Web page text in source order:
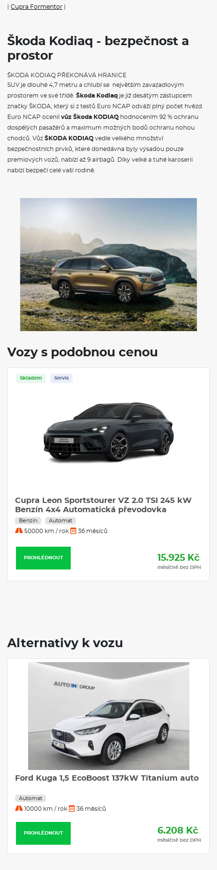
Tříbodové bezpečnostní pásy vzadu
12V zásuvka vzadu a v zavazadlovém prostoru
Hlídání mrtvého úhlu (Side Assist)
Front Assist - s upozorněním a zabrzděním při hrozící kolizi s
Světelný a dešťový senzor
Světla pro denní svícení s funkcí Coming Home a Leaving
Home
Signalizace nezapnutého bezpečnostního pásu
Systém Start/Stop
Zpracování série
Dva klíče dálkového centrálního zamykání
POJIŠTĚNÍ
4697 mm
1882 mm
Výška
1676 mm
Rozvor
2791 mm
Světlá výška
194 mm
Objem zavaz. prostoru720/2065 l
Počet míst
5/7
Objem nádrže
58-60 l
VÝBAVA:
4X4
Klimatizace
Cupra Formentor
Škoda Kodiaq - bezpečnost a
prostor
ŠKODA KODIAQ PŘEKONÁVÁ HRANICE
SUV je dlouhé 4,7 metru a chlubí se největším zavazadlovým
prostorem ve své třídě. Škoda Kodiaq je již desátým zástupcem
značky ŠKODA, který si z testů Euro NCAP odváží plný počet hvězd.
Euro NCAP ocenil vůz Škoda KODIAQ hodnocením 92 % ochranu
dospělých pasažérů a maximum možných bodů ochranu nohou
chodců. Vůz ŠKODA KODIAQ vedle velkého množství
bezpečnostních prvků, které donedávna byly výsadou pouze
premiových vozů, nabízí až 9 airbagů. Díky velké a tuhé karoserii
nabízí bezpečí celé vaší rodině.
Vozy s podobnou cenou
Skladem Servis
Cupra Leon Sportstourer VZ 2.0 TSI 245 kW
Benzín 4x4 Automatická převodovka
Benzín Automat
50000 km / rok 36 měsíců
PROHLÉDNOUT 15.925 Kč
měsíčně bez DPH
Alternativy k vozu
Ford Kuga 1,5 EcoBoost 137kW Titanium auto
Automat
10000 km / rok 36 měsíců
PROHLÉDNOUT 6.208 Kč
měsíčně bez DPH